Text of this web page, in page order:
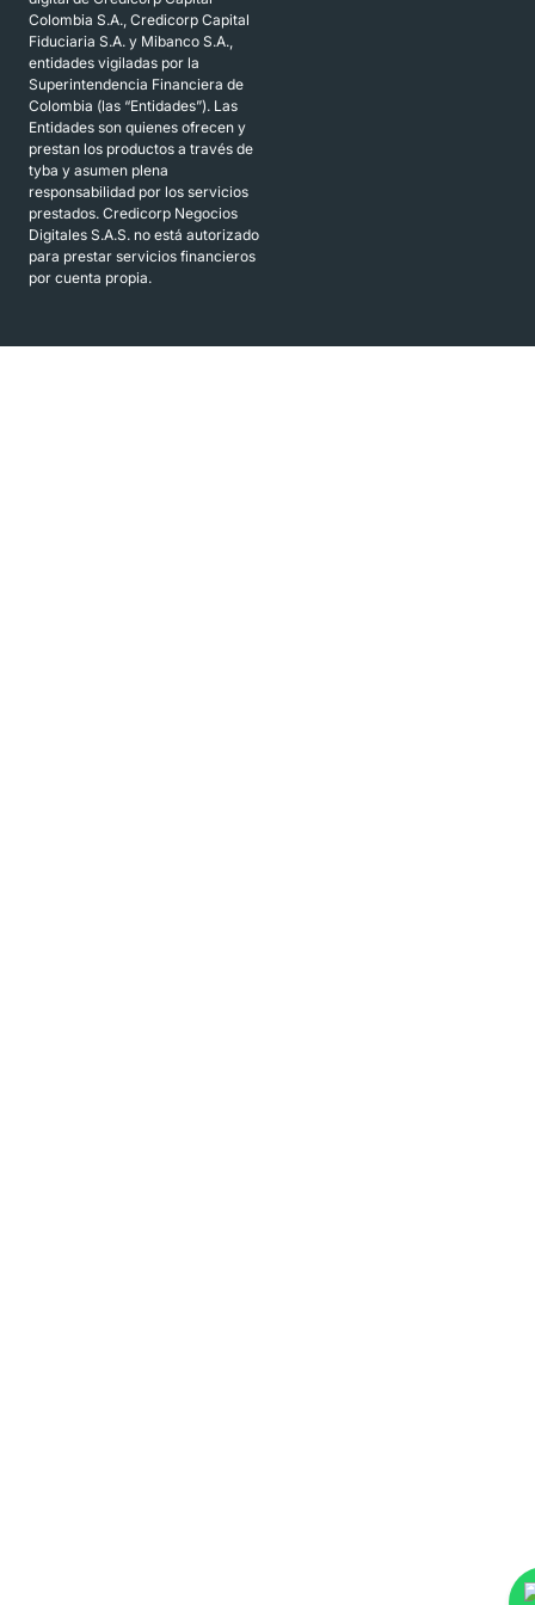
Colombia S.A., Credicorp Capital
Fiduciaria S.A. y Mibanco S.A.,
entidades vigiladas por la
Superintendencia Financiera de
Colombia (las “Entidades”). Las
Entidades son quienes ofrecen y
prestan los productos a través de
tyba y asumen plena
responsabilidad por los servicios
prestados. Credicorp Negocios
Digitales S.A.S. no está autorizado
para prestar servicios financieros
por cuenta propia.